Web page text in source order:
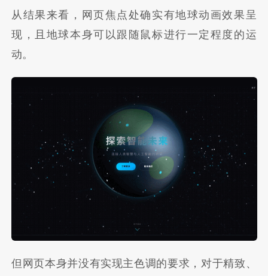
从结果来看，网页焦点处确实有地球动画效果呈
现，且地球本身可以跟随鼠标进行一定程度的运
动。
但网页本身并没有实现主色调的要求，对于精致、